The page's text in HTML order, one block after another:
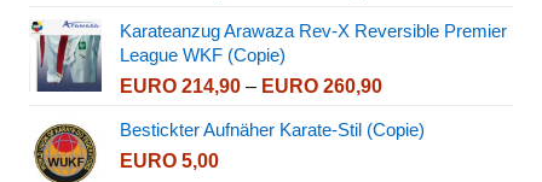
bis
Karateanzug Arawaza Rev-X Reversible Premier
League WKF (Copie)
EURO214,90 – EURO260,90Preisspanne:
bis
Bestickter Aufnäher Karate-Stil (Copie)
EURO5,00